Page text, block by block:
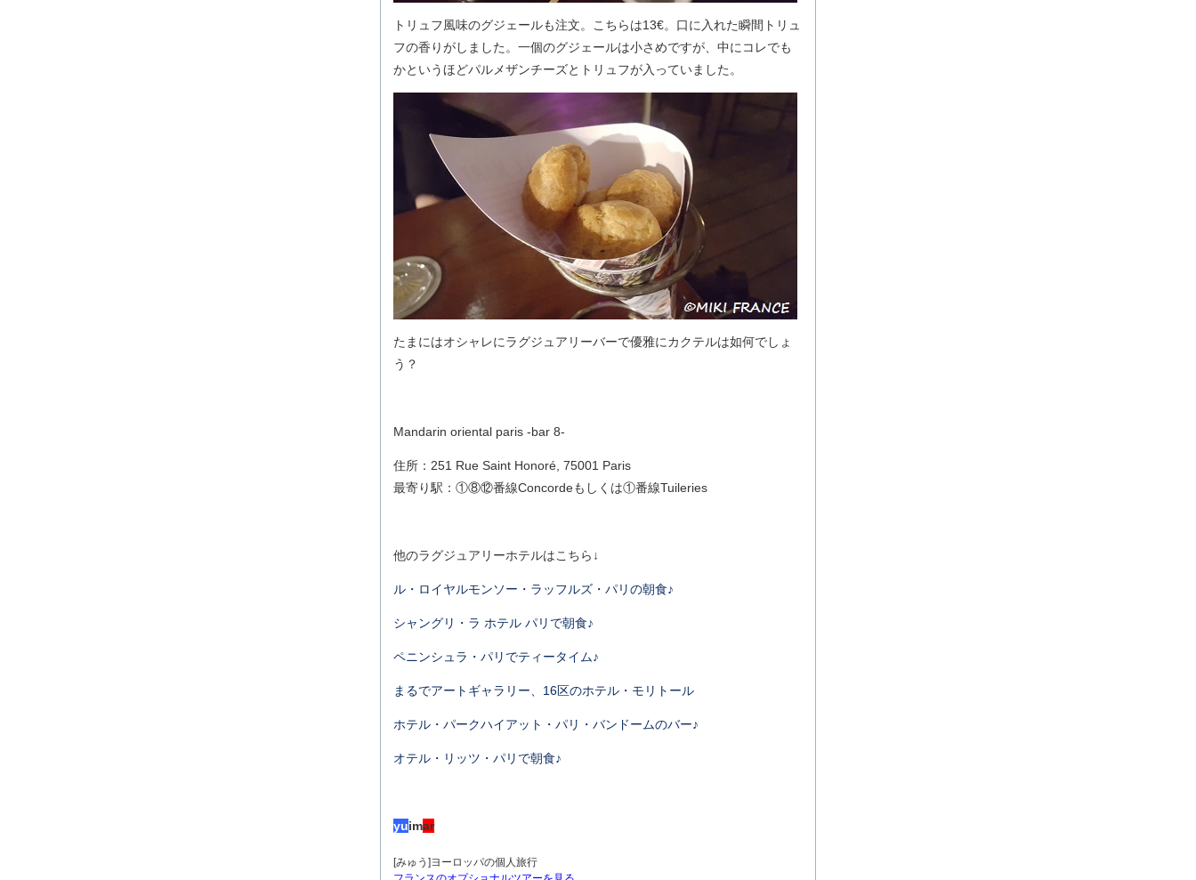
トリュフ風味のグジェールも注文。こちらは13€。口に入れた瞬間トリュ
フの香りがしました。一個のグジェールは小さめですが、中にコレでも
かというほどパルメザンチーズとトリュフが入っていました。
たまにはオシャレにラグジュアリーバーで優雅にカクテルは如何でしょ
う？
Mandarin oriental paris -bar 8-
住所：251 Rue Saint Honoré, 75001 Paris
最寄り駅：①⑧⑫番線Concordeもしくは①番線Tuileries
他のラグジュアリーホテルはこちら↓
ル・ロイヤルモンソー・ラッフルズ・パリの朝食♪
シャングリ・ラ ホテル パリで朝食♪
ペニンシュラ・パリでティータイム♪
まるでアートギャラリー、16区のホテル・モリトール
ホテル・パークハイアット・パリ・バンドームのバー♪
オテル・リッツ・パリで朝食♪
yuimar
[みゅう]ヨーロッパの個人旅行